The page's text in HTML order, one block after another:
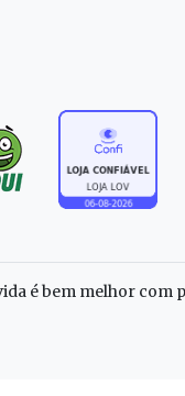
é bem melhor